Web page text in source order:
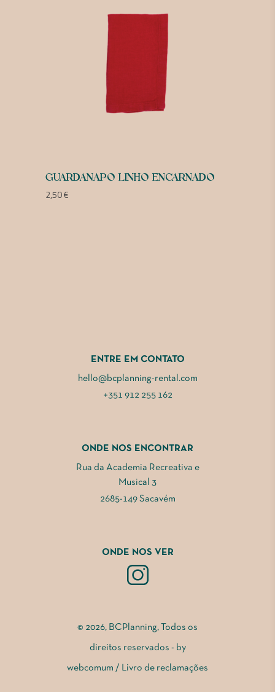
GUARDANAPO LINHO ENCARNADO
2,50€
ENTRE EM CONTATO
hello@bcplanning-rental.com
+351 912 255 162
ONDE NOS ENCONTRAR
Rua da Academia Recreativa e
Musical 3
2685-149 Sacavém
ONDE NOS VER
© 2026, BCPlanning, Todos os
direitos reservados - by
webcomum / Livro de reclamações